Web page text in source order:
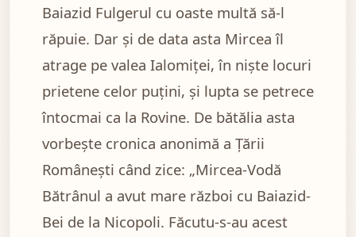
Baiazid Fulgerul cu oaste multă să-l
răpuie. Dar și de data asta Mircea îl
atrage pe valea Ialomiței, în niște locuri
prietene celor puțini, și lupta se petrece
întocmai ca la Rovine. De bătălia asta
vorbește cronica anonimă a Țării
Românești când zice: „Mircea-Vodă
Bătrânul a avut mare război cu Baiazid-
Bei de la Nicopoli. Făcutu-s-au acest